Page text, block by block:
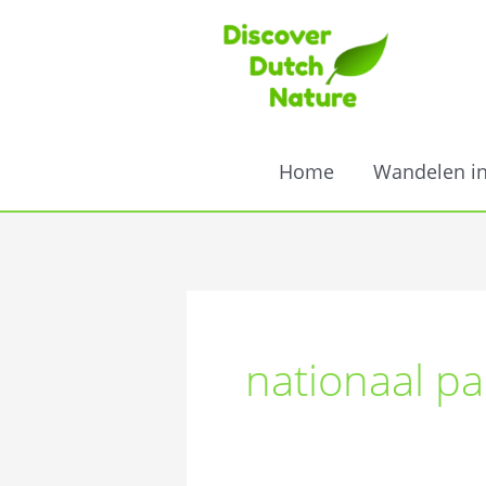
Home Wandelen
nationaal